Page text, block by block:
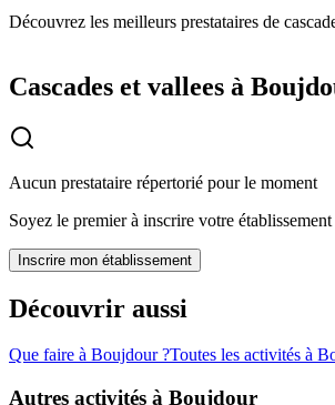
Découvrez les meilleurs prestataires de
Cascades et vallees à
Aucun prestataire répertorié pour le moment
Soyez le premier à inscrire votre établissement
Inscrire mon établissement
Découvrir aussi
Que faire à Boujdour?Toutes les activités à
Autres activités à Boujdour